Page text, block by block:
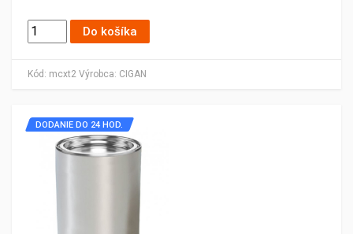
Kód: mcxt2 Výrobca: CIGAN
Do košíka
DODANIE DO 24 HOD.